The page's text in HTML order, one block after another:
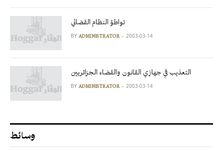
تواطؤ النظام القضائي
BY ADMINISTRATOR 2003-03-14
التعذيب في جهازي القانون والقضاء الجزائريين
BY ADMINISTRATOR 2003-03-14
وسائط